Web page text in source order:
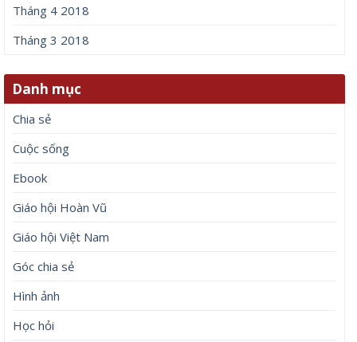
Tháng 4 2018
Tháng 3 2018
Danh mục
Chia sẻ
Cuộc sống
Ebook
Giáo hội Hoàn Vũ
Giáo hội Việt Nam
Góc chia sẻ
Hình ảnh
Học hỏi